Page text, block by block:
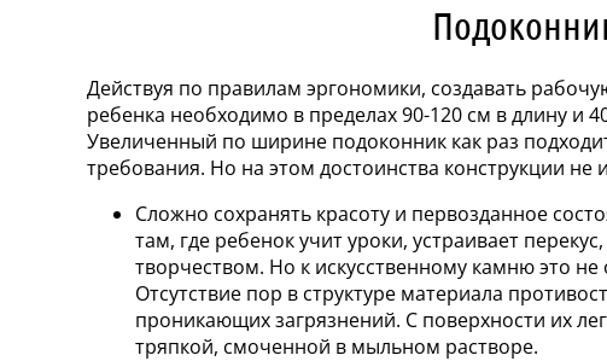
Действуя по правилам эргономики, создавать
ребенка необходимо в пределах 90-120 см в длину и
Увеличенный по ширине подоконник как раз
требования. Но на этом достоинства конструкции не
Сложно сохранять красоту и первозданное
там, где ребенок учит уроки, устраивает
творчеством. Но к искусственному камню это не
Отсутствие пор в структуре материала
проникающих загрязнений. С поверхности их
тряпкой, смоченной в мыльном растворе.